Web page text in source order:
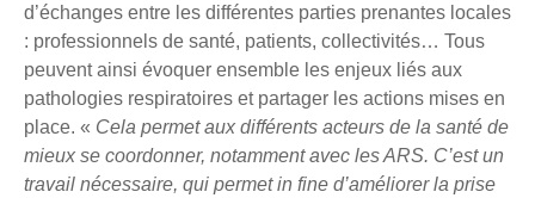
d’échanges entre les différentes parties prenantes locales
: professionnels de santé, patients, collectivités… Tous
peuvent ainsi évoquer ensemble les enjeux liés aux
pathologies respiratoires et partager les actions mises en
place. « Cela permet aux différents acteurs de la santé de
mieux se coordonner, notamment avec les ARS. C’est un
travail nécessaire, qui permet in fine d’améliorer la prise